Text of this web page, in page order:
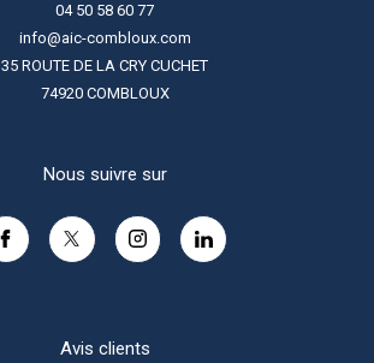
04 50 58 60 77
info@aic-combloux.com
35 ROUTE DE LA CRY CUCHET
74920
COMBLOUX
Nous suivre sur
Avis clients